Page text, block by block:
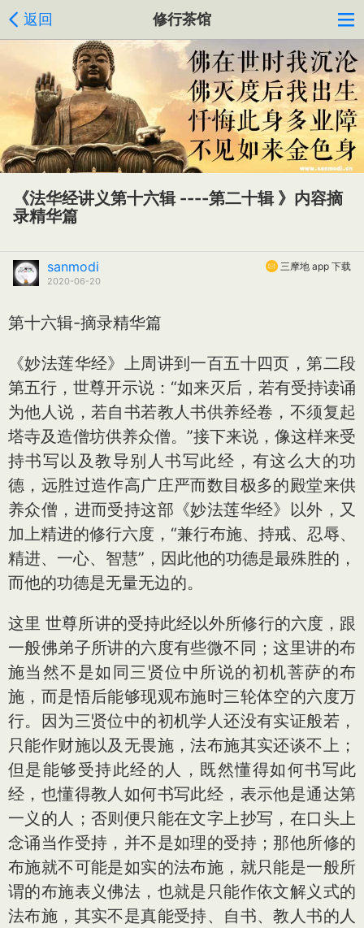
返回 修行茶馆
《法华经讲义第十六辑 ----第二十辑 》内容摘
录精华篇
三摩地 app 下载
sanmodi
2020-06-20
第十六辑-摘录精华篇
《妙法莲华经》上周讲到一百五十四页，第二段
第五行，世尊开示说：“如来灭后，若有受持读诵
为他人说，若自书若教人书供养经卷，不须复起
塔寺及造僧坊供养众僧。”接下来说，像这样来受
持书写以及教导别人书写此经，有这么大的功
德，远胜过造作高广庄严而数目极多的殿堂来供
养众僧，进而受持这部《妙法莲华经》以外，又
加上精进的修行六度，“兼行布施、持戒、忍辱、
精进、一心、智慧”，因此他的功德是最殊胜的，
而他的功德是无量无边的。
这里 世尊所讲的受持此经以外所修行的六度，跟
一般佛弟子所讲的六度有些微不同；这里讲的布
施当然不是如同三贤位中所说的初机菩萨的布
施，而是悟后能够现观布施时三轮体空的六度万
行。因为三贤位中的初机学人还没有实证般若，
只能作财施以及无畏施，法布施其实还谈不上；
但是能够受持此经的人，既然懂得如何书写此
经，也懂得教人如何书写此经，表示他是通达第
一义的人；否则便只能在文字上抄写，在口头上
念诵当作受持，并不是如理的受持；那他所修的
布施就不可能是如实的法布施，就只能是一般所
谓的布施表义佛法，也就是只能作依文解义式的
法布施，其实不是真能受持、自书、教人书的人